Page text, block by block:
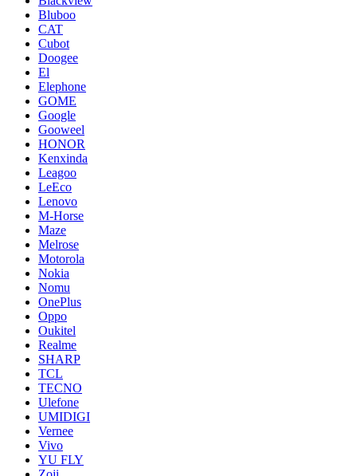
Bluboo
CAT
Cubot
Doogee
El
Elephone
GOME
Google
Gooweel
HONOR
Kenxinda
Leagoo
LeEco
Lenovo
M-Horse
Maze
Melrose
Motorola
Nokia
Nomu
OnePlus
Oppo
Oukitel
Realme
SHARP
TCL
TECNO
Ulefone
UMIDIGI
Vernee
Vivo
YU FLY